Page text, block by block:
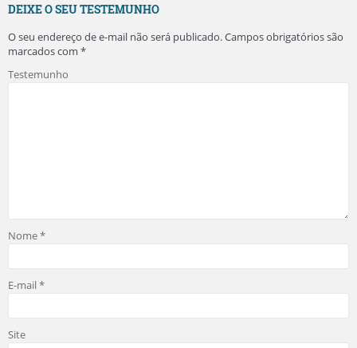
DEIXE O SEU TESTEMUNHO
O seu endereço de e-mail não será publicado.Campos obrigatórios são
marcados com *
Testemunho
Nome*
E-mail*
Site